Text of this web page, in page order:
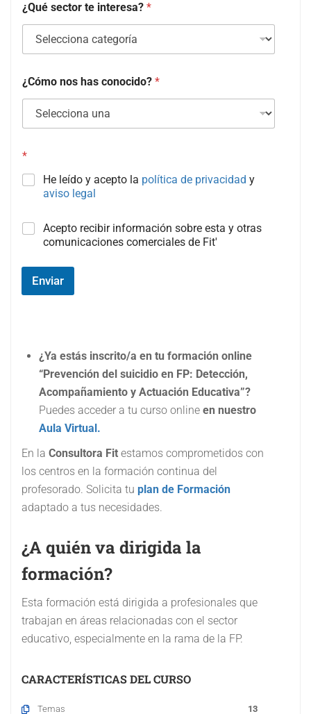
¿Qué sector te interesa? *
¿Cómo nos has conocido? *
*
He leído y acepto la política de privacidad y
aviso legal
C
p
#
p
Acepto recibir información sobre esta y otras
comunicaciones comerciales de Fit'
Enviar
¿Ya estás inscrito/a en tu formación online
“Prevención del suicidio en FP: Detección,
Acompañamiento y Actuación Educativa”?
Puedes acceder a tu curso online en nuestro
Aula Virtual.
En la Consultora Fit estamos comprometidos con
los centros en la formación continua del
profesorado. Solicita tu plan de Formación
adaptado a tus necesidades.
¿A quién va dirigida la
formación?
Esta formación está dirigida a profesionales que
trabajan en áreas relacionadas con el sector
educativo, especialmente en la rama de la FP.
CARACTERÍSTICAS DEL CURSO
Temas 13